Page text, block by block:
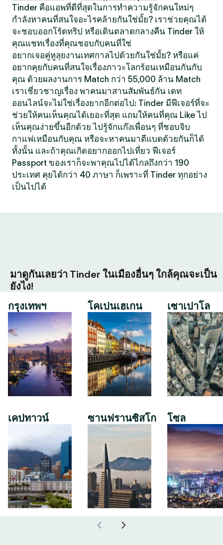
Tinder คือแอพที่ดีที่สุดในการทำความรู้จักคนใหม่ๆ
กำลังหาคนที่สนใจอะไรคล้ายกันใช่มั้ย? เราช่วยคุณได้
จะชอบออกโร้ดทริป หรือเดินตลาดกลางคืน Tinder ให้
คุณแชทเรื่องที่คุณชอบกับคนที่ใช่
อยากเจอคู่หูลุยงานเทศกาลไปด้วยกันใช่มั้ย? หรือแค่
อยากคุยกับคนที่สนใจเรื่องภาวะโลกร้อนเหมือนกันกับ
คุณ ด้วยผลงานการ Match กว่า 55,000 ล้าน Match
เราเชี่ยวชาญเรื่อง พาคนมาสานสัมพันธ์กัน เดท
ออนไลน์จะไม่ใช่เรื่องยากอีกต่อไป: Tinder มีฟีเจอร์ที่จะ
ช่วยให้คนเห็นคุณได้เยอะที่สุด แถมให้คนที่คุณ Like ไป
เห็นคุณง่ายขึ้นอีกด้วย ไปรู้จักแก๊งเพื่อนๆ ที่ชอบจิบ
กาแฟเหมือนกับคุณ หรือจะหาคนมาตีแบดด้วยกันก็ได้
ทั้งนั้น และถ้าคุณเกิดอยากออกไปเที่ยว ฟีเจอร์
Passport ของเราก็จะพาคุณไปได้ไกลถึงกว่า 190
ประเทศ คุยได้กว่า 40 ภาษา ก็เพราะที่ Tinder ทุกอย่าง
เป็นไปได้
มาดูกันเลยว่า Tinder ในเมืองอื่นๆ ใกล้คุณจะเป็น
ยังไง!
กรุงเทพฯ
เคปทาวน์
โคเปนเฮเกน
ซานฟรานซิสโก
เซาเปาโล
โซล